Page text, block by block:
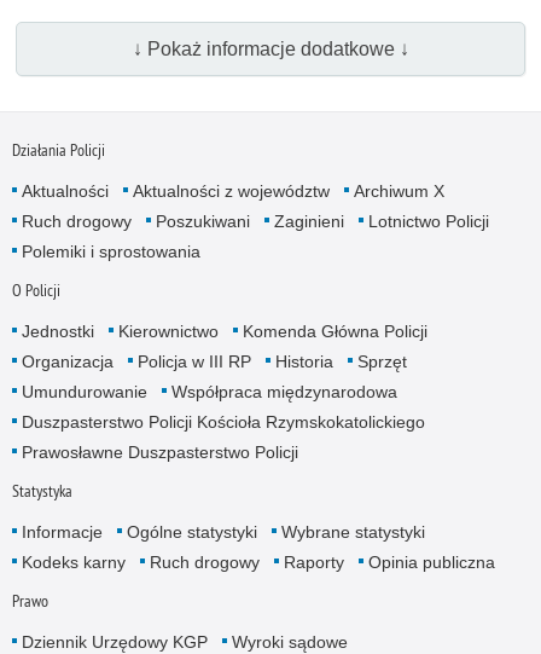
↓ Pokaż informacje dodatkowe ↓
Działania Policji
Aktualności Aktualności z województw
Archiwum X
Ruch drogowy
Poszukiwani Zaginieni
Lotnictwo Policji
Polemiki i sprostowania
O Policji
Jednostki Kierownictwo
Komenda Główna Policji
Organizacja
Policja w III RP Historia
Sprzęt
Umundurowanie
Współpraca międzynarodowa
Duszpasterstwo Policji Kościoła Rzymskokatolickiego
Prawosławne Duszpasterstwo Policji
Statystyka
Informacje Ogólne statystyki
Wybrane statystyki
Kodeks karny
Ruch drogowy Raporty Opinia publiczna
Prawo
Dziennik Urzędowy KGP Wyroki sądowe